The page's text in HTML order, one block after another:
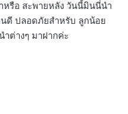
หรือ สะพายหลัง วันนี้มินนี่นำ
นดี ปลอดภัยสำหรับ ลูกน้อย
ต่างๆ มาฝากค่ะ